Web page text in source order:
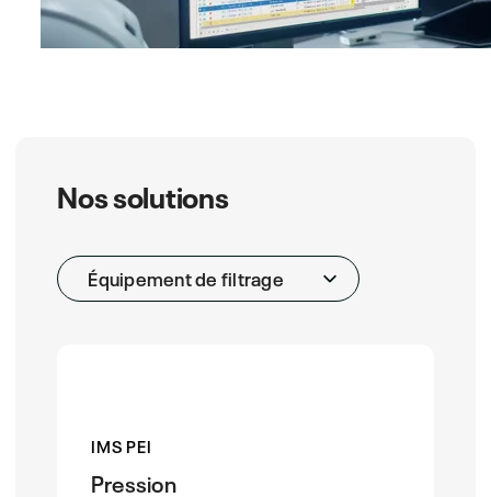
Nos solutions
Équipement de filtrage
IMS PEI
Pression